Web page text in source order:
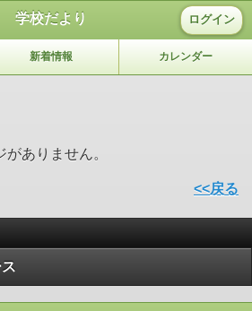
学校だより ログイン
新着情報 カレンダー
ありません。
<<戻る